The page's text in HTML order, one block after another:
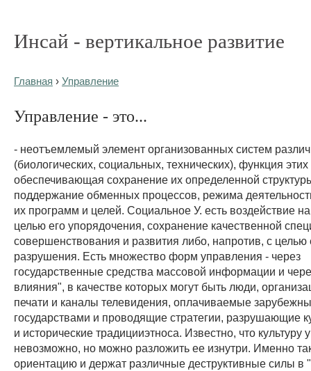
Инсай - вертикальное развитие
Главная › Управление
Управление - это...
- неотъемлемый элемент организованных систем
(биологических, социальных, технических), функция
обеспечивающая сохранение их определенной
поддержание обменных процессов, режима
их программ и целей. Социальное У. есть воздействие
целью его упорядочения, сохранение качественной
совершенствования и развития либо, напротив, с целью
разрушения. Есть множество форм управления - через
государственные средства массовой информации и
влияния", в качестве которых могут быть люди,
печати и каналы телевидения, оплачиваемые
государствами и проводящие стратегии, разрушающие
и исторические традицииэтноса. Известно, что культуру
невозможно, но можно разложить ее изнутри. Именно
ориентацию и держат различные деструктивные силы в